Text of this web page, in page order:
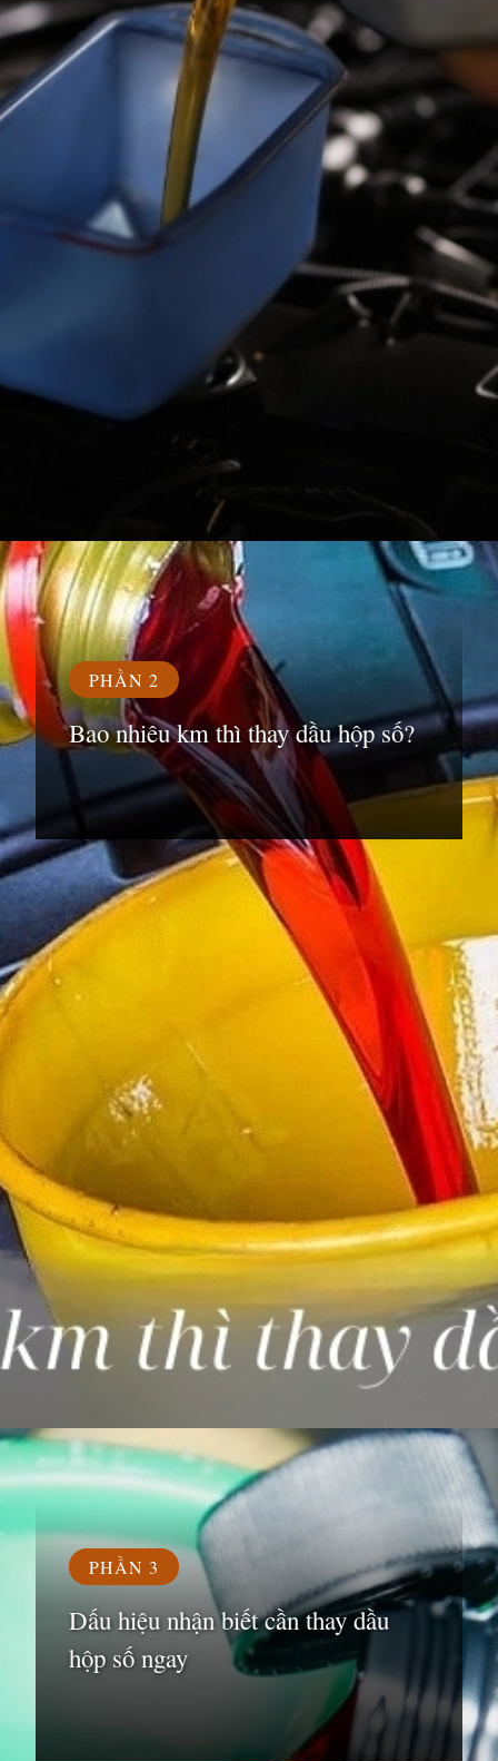
Đang mở https://susach.edu.vn/bao-nhieu-km-thi-thay-dau-hop-so
PHẦN 2
Bao nhiêu km thì thay dầu hộp số?
Đang mở
PHẦN 3
Dấu hiệu nhận biết cần thay dầu
hộp số ngay